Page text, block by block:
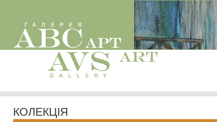
КОЛЕКЦІЯ